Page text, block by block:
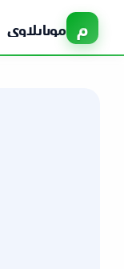
م موبايلاوي